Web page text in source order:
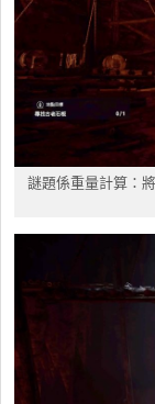
謎題係重量計算：